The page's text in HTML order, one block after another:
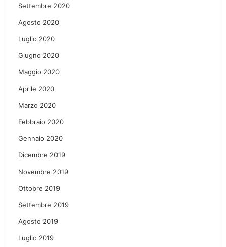
Settembre 2020
Agosto 2020
Luglio 2020
Giugno 2020
Maggio 2020
Aprile 2020
Marzo 2020
Febbraio 2020
Gennaio 2020
Dicembre 2019
Novembre 2019
Ottobre 2019
Settembre 2019
Agosto 2019
Luglio 2019